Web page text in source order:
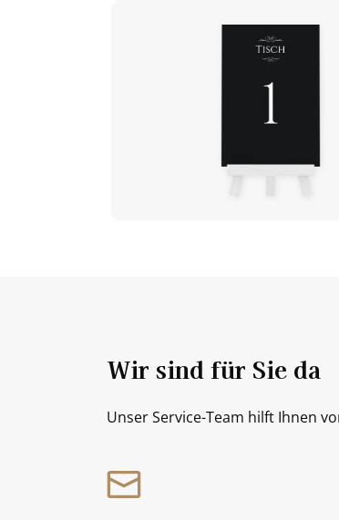
Wir sind für Sie da
Unser Service-Team hilft Ihnen